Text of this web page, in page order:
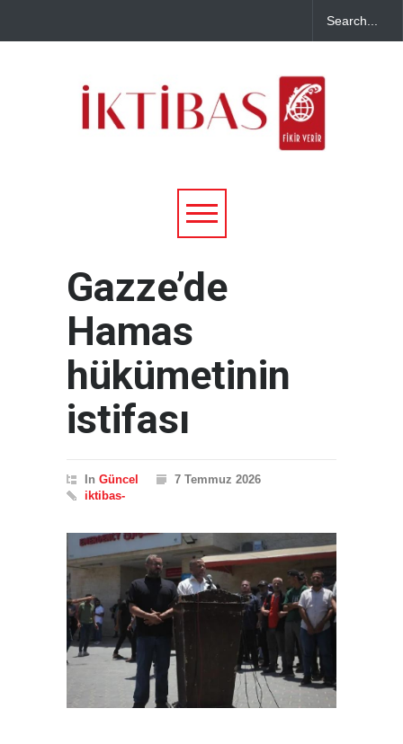
Gazze’de
Hamas
hükümetinin
istifası
In Güncel
7 Temmuz 2026
iktibas-